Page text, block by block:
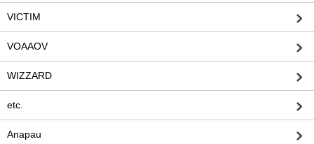
VICTIM
VOAAOV
WIZZARD
etc.
Anapau